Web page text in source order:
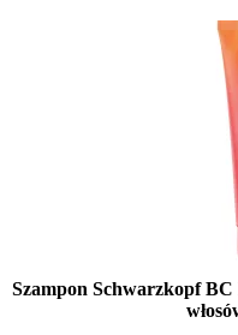
Szampon Schwarzkopf